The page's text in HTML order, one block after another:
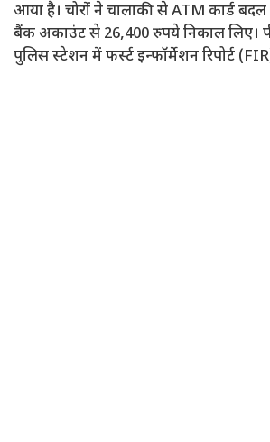
आया है। चोरों ने चालाकी से ATM कार्ड
बैंक अकाउंट से 26,400 रुपये निकाल लिए।
पुलिस स्टेशन में फर्स्ट इन्फॉर्मेशन रिपोर्ट